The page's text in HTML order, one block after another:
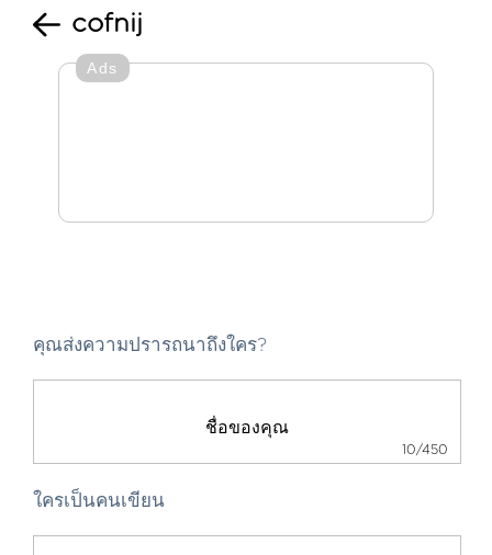
cofnij
Ads
คุณส่งความปรารถนาถึงใคร?
10/450
ใครเป็นคนเขียน